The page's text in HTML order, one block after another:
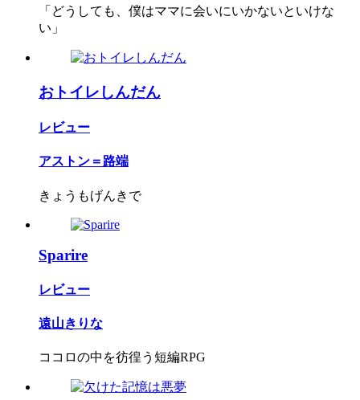
「どうしても、僕はママに会いにいかないといけな
い」
おトイレしんだん
レビュー
アストン＝路端
きょうもげんきで
Sparire
レビュー
遠山きりな
ココロの中を彷徨う短編RPG